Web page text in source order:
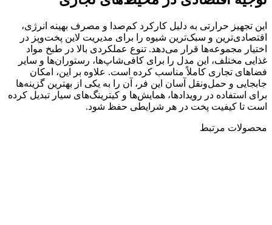
این تجهیز حرارتی به دلیل کارکرد کم‌صدا و مصرف بهینه انرژی،
اقتصادی‌ترین و سبک‌ترین شیوه را برای مدیریت لاین پخت‌وپز در
اختیار مجموعه‌ها قرار می‌دهد. تنوع عملکردی بالا در طبخ مواد
غذایی مختلف، این مدل را برای کافی‌شاپ‌ها، رستوران‌ها و سایر
فضاهای تجاری کاملاً مناسب کرده است. علاوه بر این، امکان
جابجایی و حمل‌ونقل آسان این فر، آن را به یکی از بهترین گزینه‌ها
برای استفاده در رویدادها، همایش‌ها و کیترینگ‌های سیار تبدیل کرده
است تا کیفیت پخت در هر شرایطی حفظ شود.
محصولات مرتبط